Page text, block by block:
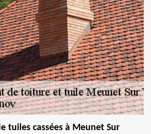
tuiles cassées à Meunet Sur